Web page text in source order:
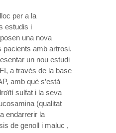
per a la
estudis i
una nova
pacients amb artrosi.
un nou estudi
a través de la base
amb què s’està
sulfat i la seva
(qualitat
endarrerir la
de genoll i maluc ,